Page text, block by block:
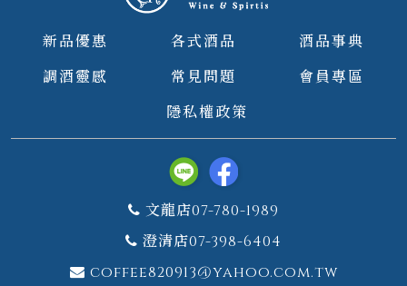
新品優惠 各式酒品
酒品事典
調酒靈感
常見問題
會員專區
隱私權政策
文龍店07-780-1989
澄清店07-398-6404
coffee820913@yahoo.com.tw